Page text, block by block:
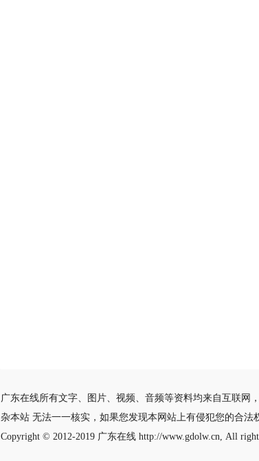
广东在线所有文字、图片、视频、音频等资料均来自互联网
杂本站 无法一一核实，如果您发现本网站上有侵犯您的合法
Copyright © 2012-2019 广东在线 http://www.gdolw.cn, All